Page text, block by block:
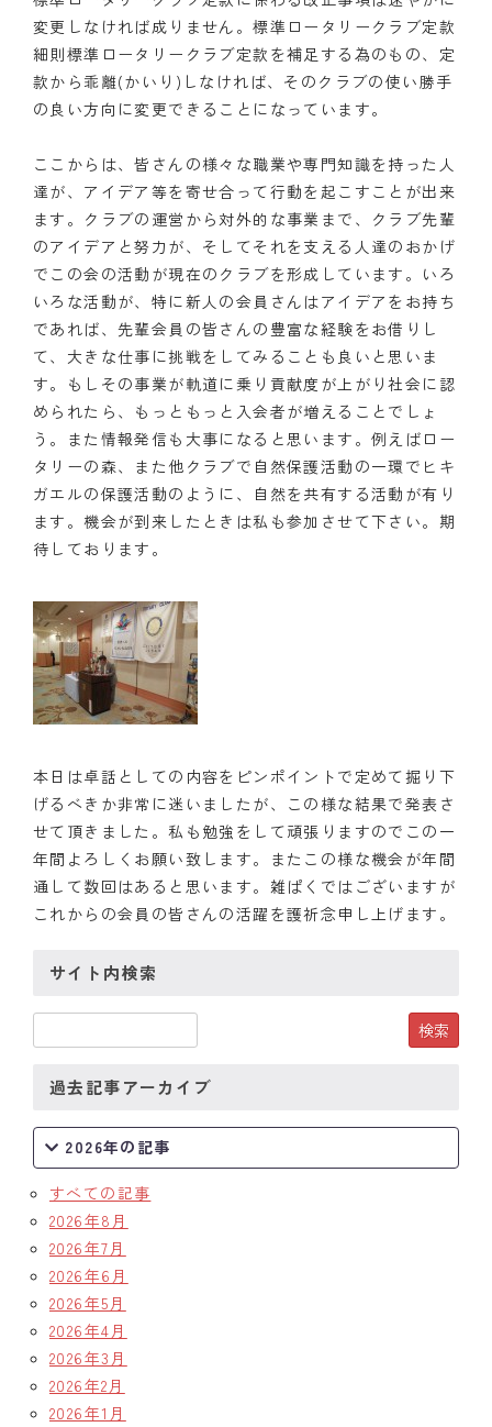
変更しなければ成りません。標準ロータリークラブ定款
細則標準ロータリークラブ定款を補足する為のもの、定
款から乖離(かいり)しなければ、そのクラブの使い勝手
の良い方向に変更できることになっています。
ここからは、皆さんの様々な職業や専門知識を持った人
達が、アイデア等を寄せ合って行動を起こすことが出来
ます。クラブの運営から対外的な事業まで、クラブ先輩
のアイデアと努力が、そしてそれを支える人達のおかげ
でこの会の活動が現在のクラブを形成しています。いろ
いろな活動が、特に新人の会員さんはアイデアをお持ち
であれば、先輩会員の皆さんの豊富な経験をお借りし
て、大きな仕事に挑戦をしてみることも良いと思いま
す。もしその事業が軌道に乗り貢献度が上がり社会に認
められたら、もっともっと入会者が増えることでしょ
う。また情報発信も大事になると思います。例えばロー
タリーの森、また他クラブで自然保護活動の一環でヒキ
ガエルの保護活動のように、自然を共有する活動が有り
ます。機会が到来したときは私も参加させて下さい。期
待しております。
本日は卓話としての内容をピンポイントで定めて掘り下
げるべきか非常に迷いましたが、この様な結果で発表さ
せて頂きました。私も勉強をして頑張りますのでこの一
年間よろしくお願い致します。またこの様な機会が年間
通して数回はあると思います。雑ぱくではございますが
これからの会員の皆さんの活躍を護祈念申し上げます。
サイト内検索
過去記事アーカイブ
2026年の記事
すべての記事
2026年8月
2026年7月
2026年6月
2026年5月
2026年4月
2026年3月
2026年2月
2026年1月